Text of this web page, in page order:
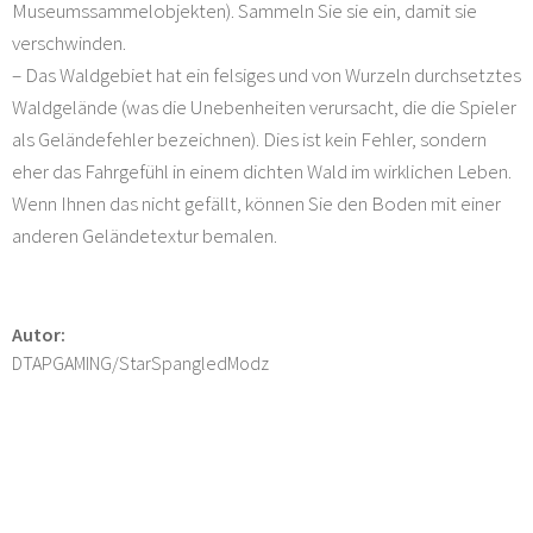
Museumssammelobjekten). Sammeln Sie sie ein, damit sie
verschwinden.
– Das Waldgebiet hat ein felsiges und von Wurzeln durchsetztes
Waldgelände (was die Unebenheiten verursacht, die die Spieler
als Geländefehler bezeichnen). Dies ist kein Fehler, sondern
eher das Fahrgefühl in einem dichten Wald im wirklichen Leben.
Wenn Ihnen das nicht gefällt, können Sie den Boden mit einer
anderen Geländetextur bemalen.
Autor:
DTAPGAMING/StarSpangledModz